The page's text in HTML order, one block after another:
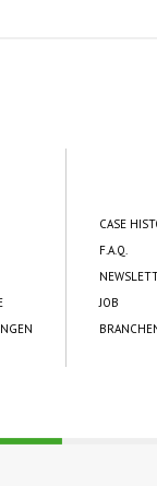
CASE
F.A.Q.
JOB